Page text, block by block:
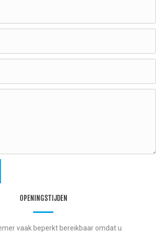
OPENINGSTIJDEN
vaak beperkt bereikbaar omdat u